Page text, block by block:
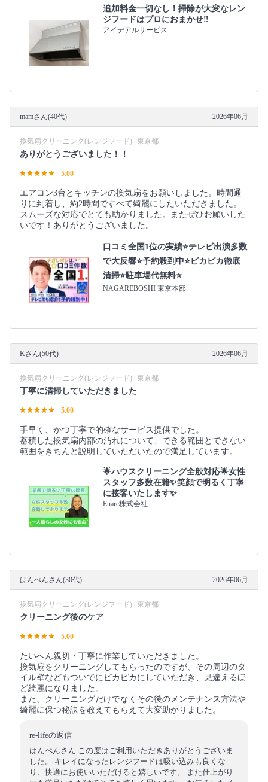
追加料金一切なし！掃除が大変なレン
ジフードはプロにおまかせ‼︎
アイデアルサービス
mamさん(40代) 2026年06月
換気扇クリーニング(レンジフード) | 東京都
ありがとうございました！！
5.00
エアコン3台とキッチンの換気扇をお願いしました。時間通
りに到着し、約2時間ですべて綺麗にしたいただきました。
スムーズな対応でとても助かりました。またぜひお願いした
いです！ありがとうございました。
口コミ全国1位の実績⭐テレビ出演多数
で大反響⭐予約殺到中⭐ピカピカ徹底
清掃⭐駐車場代無料⭐
NAGAREBOSHI 東京本部
Kさん(50代) 2026年06月
換気扇クリーニング(レンジフード) | 東京都
丁寧に清掃していただきました
5.00
手早く、かつ丁寧で的確なサービス提供でした。
蓄積した換気扇内部の汚れについて、できる範囲とできない
範囲をきちんと説明していただいたので満足しています。
🌟ハウスクリーニング全般対応🌟女性
スタッフ多数在籍✨笑顔で明るく丁寧
に接客いたします✨
Enarc株式会社
はんぺんさん(30代) 2026年06月
換気扇クリーニング(レンジフード) | 東京都
クリーニング後のケア
5.00
たいへん親切・丁寧に作業していただきました。
換気扇をクリーニングしてもらったのですが、その周辺のタ
イル壁などもついでにピカピカにしていただき、見違えるほ
ど綺麗になりました。
また、クリーニングだけでなくその後のメンテナンス方法や
綺麗に保つ秘訣を教えてもらえて大変助かりました。
re-lifeの返信
はんぺんさん この度はご利用いただきありがとうございま
した。 キレイになったレンジフードは吸い込みも良くな
り、快適にお使いいただけると嬉しいです。 また仕上がり